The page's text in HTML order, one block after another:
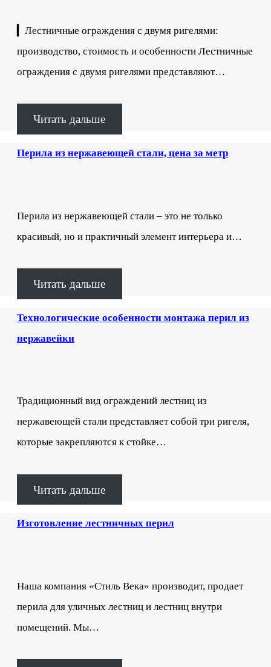
▎Лестничные ограждения с двумя ригелями:
производство, стоимость и особенности Лестничные
ограждения с двумя ригелями представляют…
Читать дальше
Перила из нержавеющей стали, цена за метр
Перила из нержавеющей стали – это не только
красивый, но и практичный элемент интерьера и…
Читать дальше
Технологические особенности монтажа перил из
нержавейки
Традиционный вид ограждений лестниц из
нержавеющей стали представляет собой три ригеля,
которые закрепляются к стойке…
Читать дальше
Изготовление лестничных перил
Наша компания «Стиль Века» производит, продает
перила для уличных лестниц и лестниц внутри
помещений. Мы…